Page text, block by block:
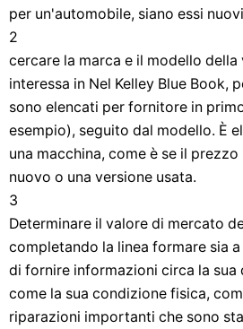
per un'automobile, siano essi
2
cercare la marca e il modello
interessa in Nel Kelley Blue Book,
sono elencati per fornitore in
esempio), seguito dal modello. È
una macchina, come è se il
nuovo o una versione usata.
3
Determinare il valore di mercato
completando la linea formare sia
di fornire informazioni circa la sua
come la sua condizione fisica,
riparazioni importanti che sono